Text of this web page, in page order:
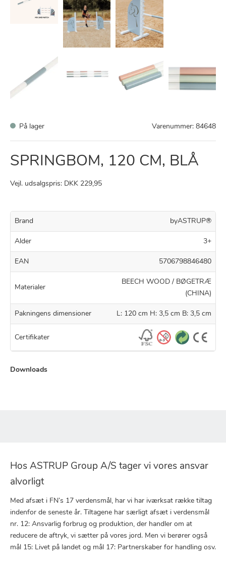
På lager Varenummer: 84648
SPRINGBOM, 120 CM, BLÅ
Vejl. udsalgspris: DKK 229,95
Brand byASTRUP®
Alder 3+
EAN 5706798846480
Materialer
BEECH WOOD / BØGETRÆ
(CHINA)
Pakningens dimensioner L: 120 cm H: 3,5 cm B: 3,5 cm
Certifikater
Downloads
Hos ASTRUP Group A/S tager vi vores ansvar
alvorligt
Med afsæt i FN’s 17 verdensmål, har vi har iværksat række tiltag
indenfor de seneste år. Tiltagene har særligt afsæt i verdensmål
nr. 12: Ansvarlig forbrug og produktion, der handler om at
reducere de aftryk, vi sætter på vores jord. Men vi berører også
mål 15: Livet på landet og mål 17: Partnerskaber for handling osv.